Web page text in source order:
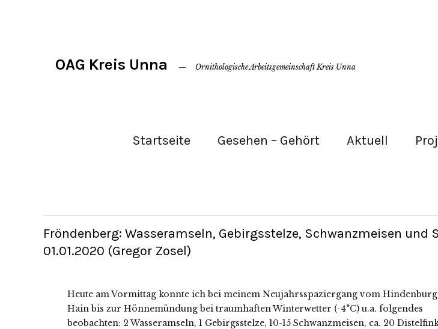
OAG Kreis Unna Ornithologische Arbeitsgemeinschaft Kreis Unna
Startseite Gesehen – Gehört Aktuell
Fröndenberg: Wasseramseln, Gebirgsstelze, Schwanzmeisen und
01.01.2020 (Gregor Zosel)
Heute am Vormittag konnte ich bei meinem Neujahrsspaziergang vom Hindenburg
Hain bis zur Hönnemündung bei traumhaften Winterwetter (-4°C) u.a. folgendes
beobachten: 2 Wasseramseln, 1 Gebirgsstelze, 10-15 Schwanzmeisen, ca. 20